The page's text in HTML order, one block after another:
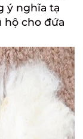
ý nghĩa tạ
hộ cho đứa